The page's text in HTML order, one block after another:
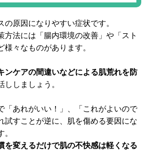
の原因になりやすい症状です。
方法には「腸内環境の改善」や「スト
様々なものがあります。
ンケアの間違いなどによる肌荒れを防
ししましょう。
「あれがいい！」、「これがよいので
試すことが逆に、肌を傷める要因にな
を変えるだけで肌の不快感は軽くなる